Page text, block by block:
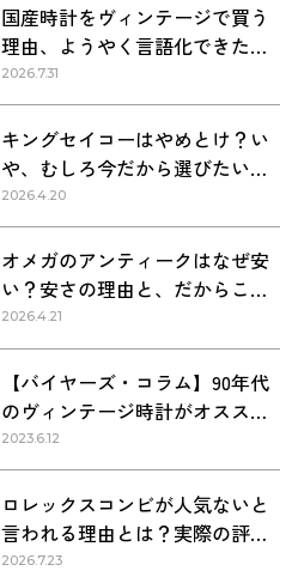
国産時計をヴィンテージで買う
理由、ようやく言語化できた気
がする
2026.7.31
キングセイコーはやめとけ？い
や、むしろ今だから選びたい理
由
2026.4.20
オメガのアンティークはなぜ安
い？安さの理由と、だからこそ
狙い目な理由
2026.4.21
【バイヤーズ・コラム】90年代
のヴィンテージ時計がオススメ
な理由
2023.6.12
ロレックスコンビが人気ないと
言われる理由とは？実際の評価
を解説
2026.7.23